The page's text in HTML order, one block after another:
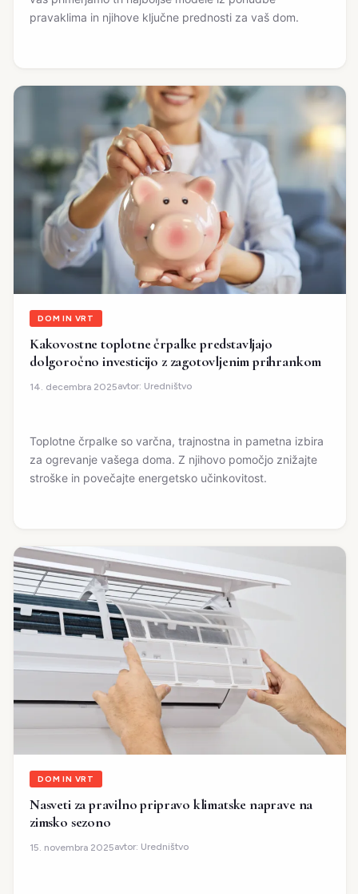
pravaklima in njihove ključne prednosti za vaš dom.
DOM IN VRT
Kakovostne toplotne črpalke predstavljajo
dolgoročno investicijo z zagotovljenim prihrankom
14. decembra 2025avtor: Uredništvo
Toplotne črpalke so varčna, trajnostna in pametna izbira
za ogrevanje vašega doma. Z njihovo pomočjo znižajte
stroške in povečajte energetsko učinkovitost.
DOM IN VRT
Nasveti za pravilno pripravo klimatske naprave na
zimsko sezono
15. novembra 2025avtor: Uredništvo